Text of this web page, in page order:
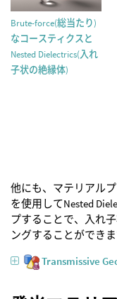
Brute-force(総当たり)
なコースティクスと
Nested Dielectrics(入れ
子状の絶縁体)
他にも、マテリアル
を使用してNested
プすることで、入れ
ングすることができま
Transmissive